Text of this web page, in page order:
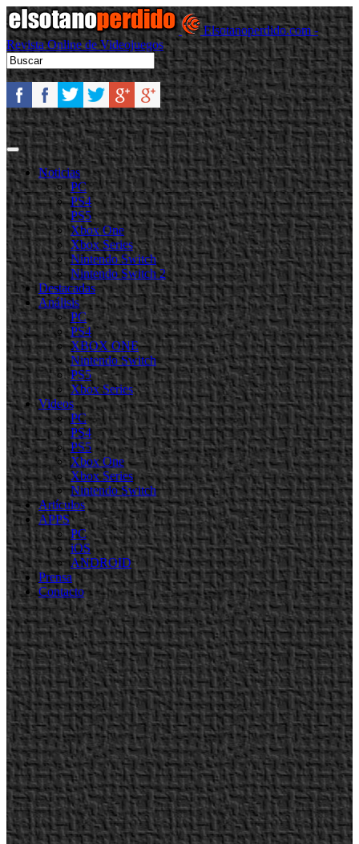
Elsotanoperdido.com -
Revista Online de Videojuegos
Noticias
PC
PS4
PS5
Xbox One
Xbox Series
Nintendo Switch
Nintendo Switch 2
Destacadas
Análisis
PC
PS4
XBOX ONE
Nintendo Switch
PS5
Xbox Series
Videos
PC
PS4
PS5
Xbox One
Xbox Series
Nintendo Switch
Artículos
APPS
PC
iOS
ANDROID
Prensa
Contacto